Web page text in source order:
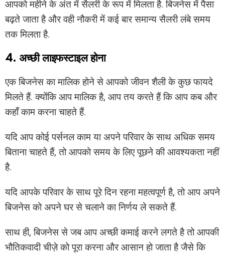
आपको महीने के अंत में सैलरी के रूप में मिलता है. बिजनेस में पैसा
बढ़ते जाता है और वही नौकरी में कई बार समान्य सैलरी लंबे समय
तक मिलता है.
4. अच्छी लाइफस्टाइल होना
एक बिजनेस का मालिक होने से आपको जीवन शैली के कुछ फायदे
मिलते हैं. क्योंकि आप मालिक है, आप तय करते हैं कि आप कब और
कहाँ काम करना चाहते हैं.
यदि आप कोई पर्सनल काम या अपने परिवार के साथ अधिक समय
बिताना चाहते हैं, तो आपको समय के लिए पूछने की आवश्यकता नहीं
है.
यदि आपके परिवार के साथ पूरे दिन रहना महत्वपूर्ण है, तो आप अपने
बिजनेस को अपने घर से चलाने का निर्णय ले सकते हैं.
साथ ही, बिजनेस से जब आप अच्छी कमाई करने लगते है तो आपकी
भौतिकवादी चीज़े को पूरा करना और आसान हो जाता है जैसे कि